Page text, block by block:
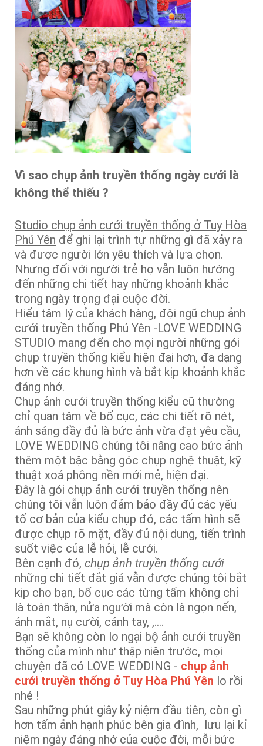
Vì sao chụp ảnh truyền thống ngày cưới là
không thể thiếu ?
Studio chụp ảnh cưới truyền thống ở Tuy Hòa
Phú Yên để ghi lại trình tự những gì đã xảy ra
và được người lớn yêu thích và lựa chọn.
Nhưng đối với người trẻ họ vẫn luôn hướng
đến những chi tiết hay những khoảnh khắc
trong ngày trọng đại cuộc đời.
Hiểu tâm lý của khách hàng, đội ngũ chụp ảnh
cưới truyền thống Phú Yên -LOVE WEDDING
STUDIO mang đến cho mọi người những gói
chụp truyền thống kiểu hiện đại hơn, đa dạng
hơn về các khung hình và bắt kịp khoảnh khắc
đáng nhớ.
Chụp ảnh cưới truyền thống kiểu cũ thường
chỉ quan tâm về bố cục, các chi tiết rõ nét,
ánh sáng đầy đủ là bức ảnh vừa đạt yêu cầu,
LOVE WEDDING chúng tôi nâng cao bức ảnh
thêm một bậc bằng góc chụp nghệ thuật, kỹ
thuật xoá phông nền mới mẻ, hiện đại.
Đây là gói chụp ảnh cưới truyền thống nên
chúng tôi vẫn luôn đảm bảo đầy đủ các yếu
tố cơ bản của kiểu chụp đó, các tấm hình sẽ
được chụp rõ mặt, đầy đủ nội dung, tiến trình
suốt việc của lễ hỏi, lễ cưới.
Bên cạnh đó, chụp ảnh truyền thống cưới
những chi tiết đắt giá vẫn được chúng tôi bắt
kịp cho bạn, bố cục các từng tấm không chỉ
là toàn thân, nửa người mà còn là ngọn nến,
ánh mắt, nụ cười, cánh tay, ,….
Bạn sẽ không còn lo ngại bộ ảnh cưới truyền
thống của mình như thập niên trước, mọi
chuyện đã có LOVE WEDDING - chụp ảnh
cưới truyền thống ở Tuy Hòa Phú Yên lo rồi
nhé !
Sau những phút giây kỷ niệm đầu tiên, còn gì
hơn tấm ảnh hạnh phúc bên gia đình, lưu lại kỉ
niệm ngày đáng nhớ của cuộc đời, mỗi bức